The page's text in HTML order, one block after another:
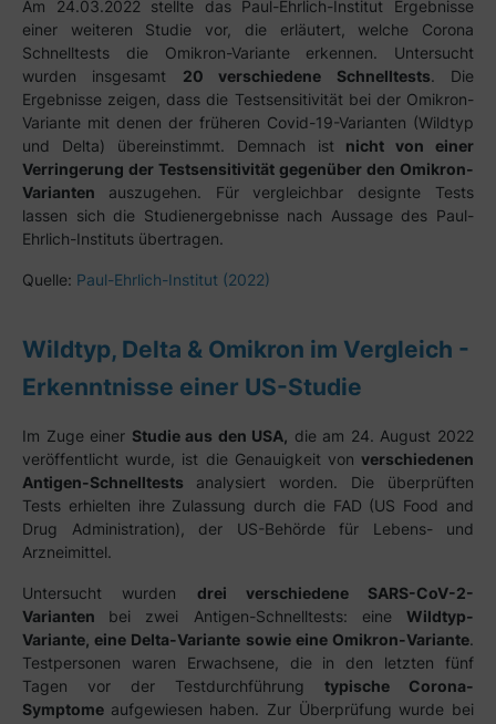
Am 24.03.2022 stellte das Paul-Ehrlich-Institut Ergebnisse
einer weiteren Studie vor, die erläutert, welche Corona
Schnelltests die Omikron-Variante erkennen. Untersucht
wurden insgesamt 20 verschiedene Schnelltests. Die
Ergebnisse zeigen, dass die Testsensitivität bei der Omikron-
Variante mit denen der früheren Covid-19-Varianten (Wildtyp
und Delta) übereinstimmt. Demnach ist nicht von einer
Verringerung der Testsensitivität gegenüber den Omikron-
Varianten auszugehen. Für vergleichbar designte Tests
lassen sich die Studienergebnisse nach Aussage des Paul-
Ehrlich-Instituts übertragen.
Quelle: Paul-Ehrlich-Institut (2022)
Wildtyp, Delta & Omikron im Vergleich -
Erkenntnisse einer US-Studie
Im Zuge einer Studie aus den USA, die am 24. August 2022
veröffentlicht wurde, ist die Genauigkeit von verschiedenen
Antigen-Schnelltests analysiert worden. Die überprüften
Tests erhielten ihre Zulassung durch die FAD (US Food and
Drug Administration), der US-Behörde für Lebens- und
Arzneimittel.
Untersucht wurden drei verschiedene SARS-CoV-2-
Varianten bei zwei Antigen-Schnelltests: eineWildtyp-
Variante, eine Delta-Variante sowie eine Omikron-Variante.
Testpersonen waren Erwachsene, die in den letzten fünf
Tagen vor der Testdurchführung typische Corona-
Symptome aufgewiesen haben. Zur Überprüfung wurde bei